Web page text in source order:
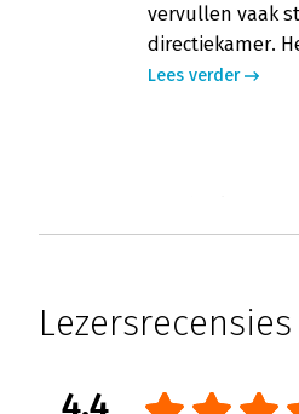
vervullen vaak
directiekamer.
Lees verder
Hanneke Tinor-
ballen dat
innemen.
Lezersrecensies